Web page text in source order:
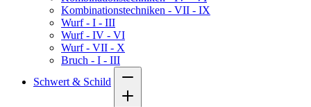
Kombinationstechniken - VII - IX
Wurf - I - III
Wurf - IV - VI
Wurf - VII - X
Bruch - I - III
Schwert & Schild